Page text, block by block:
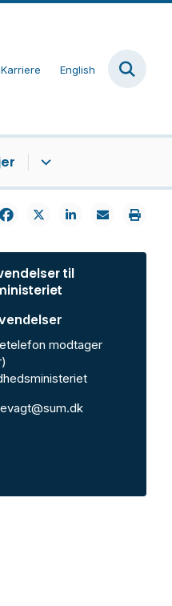
English
til
modtager